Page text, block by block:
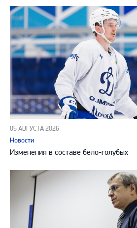
05 АВГУСТА 2026
Новости
Изменения в составе бело-голубых